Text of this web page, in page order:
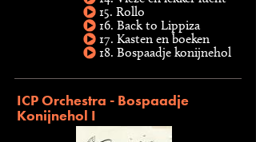
15. Rollo
16. Back to Lippiza
17. Kasten en boeken
18. Bospaadje konijnehol
ICP Orchestra - Bospaadje
Konijnehol I